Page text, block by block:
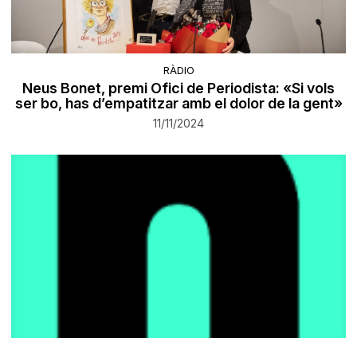
RÀDIO
Neus Bonet, premi Ofici de Periodista: «Si vols
ser bo, has d’empatitzar amb el dolor de la gent»
11/11/2024